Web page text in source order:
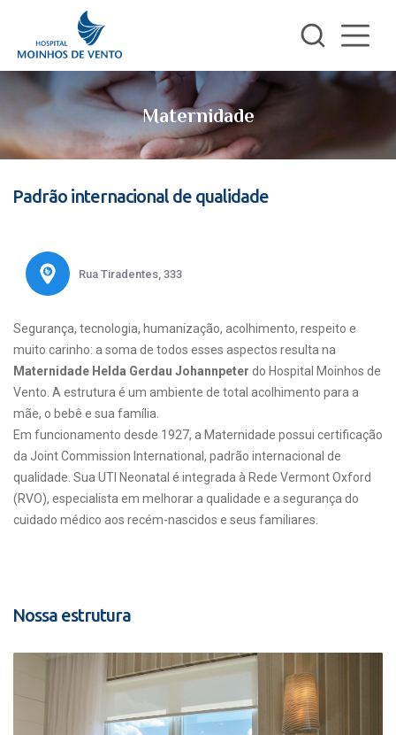
Maternidade
Padrão internacional de qualidade
Rua Tiradentes, 333
Segurança, tecnologia, humanização, acolhimento, respeito e
muito carinho: a soma de todos esses aspectos resulta na
Maternidade Helda Gerdau Johannpeter do Hospital Moinhos de
Vento. A estrutura é um ambiente de total acolhimento para a
mãe, o bebê e sua família.
Em funcionamento desde 1927, a Maternidade possui certificação
da Joint Commission International, padrão internacional de
qualidade. Sua UTI Neonatal é integrada à Rede Vermont Oxford
(RVO), especialista em melhorar a qualidade e a segurança do
cuidado médico aos recém-nascidos e seus familiares.
Nossa estrutura